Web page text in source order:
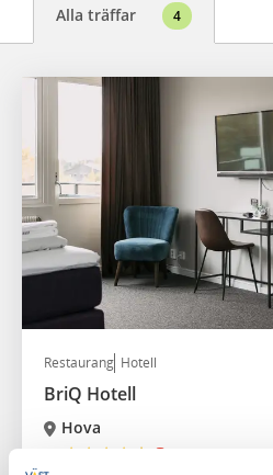
Alla träffar 4
Restaurang Hotell
BriQ Hotell
Hova
★ ★ ★ ★ ★